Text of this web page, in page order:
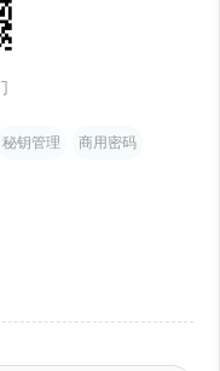
秘钥管理 商用密码